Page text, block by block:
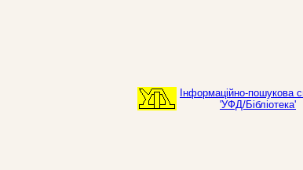
Інформаційно-пошукова
'УФД/Бібліотека'